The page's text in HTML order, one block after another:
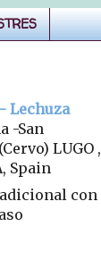
Lechuza
-San
LUGO ,
Spain
con